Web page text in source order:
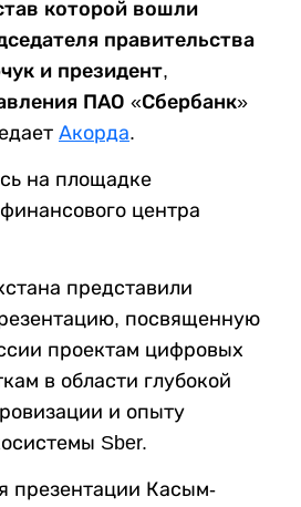
которой вошли
правительства
и президент,
ПАО «Сбербанк»
Акорда.
на площадке
центра
представили
посвященную
проектам цифровых
в области глубокой
и опыту
Sber.
презентации Касым-